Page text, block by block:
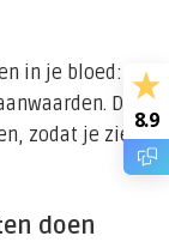
in je bloed:
Die
zodat je ziet
doen
8.9